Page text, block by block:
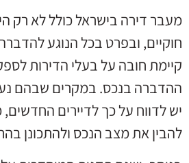
מעבר דירה בישראל כולל לא רק
חוקיים, ובפרט בכל הנוגע
קיימת חובה על בעלי הדירות
ההדברה בנכס. במקרים שבהם
יש לדווח על כך לדיירים
להבין את מצב הנכס ולהתכונן